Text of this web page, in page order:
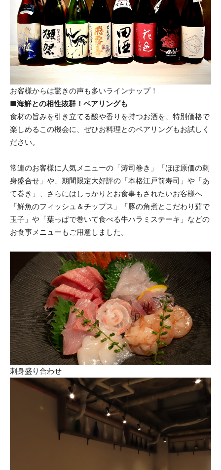
お客様からは驚きの声も多いラインナップ！
■海鮮との相性抜群！ペアリングも
食材の旨みを引き立てる酸や香りを持つお酒を、特別価格で
楽しめるこの機会に、ぜひお料理とのペアリングもお試しく
ださい。
常連のお客様に人気メニューの「涛司巻き」「ほぼ原価の刺
身盛合せ」や、期間限定大好評の「本格江戸前寿司」や「あ
て巻き」、さらにはしっかりとお食事もされたいお客様へ
「鮮魚のフィッシュ＆チップス」「豚の角煮とこだわり茹で
玉子」や「葉っぱで巻いて食べる牛ハラミステーキ」などの
お食事メニューもご用意しました。
刺身盛り合わせ